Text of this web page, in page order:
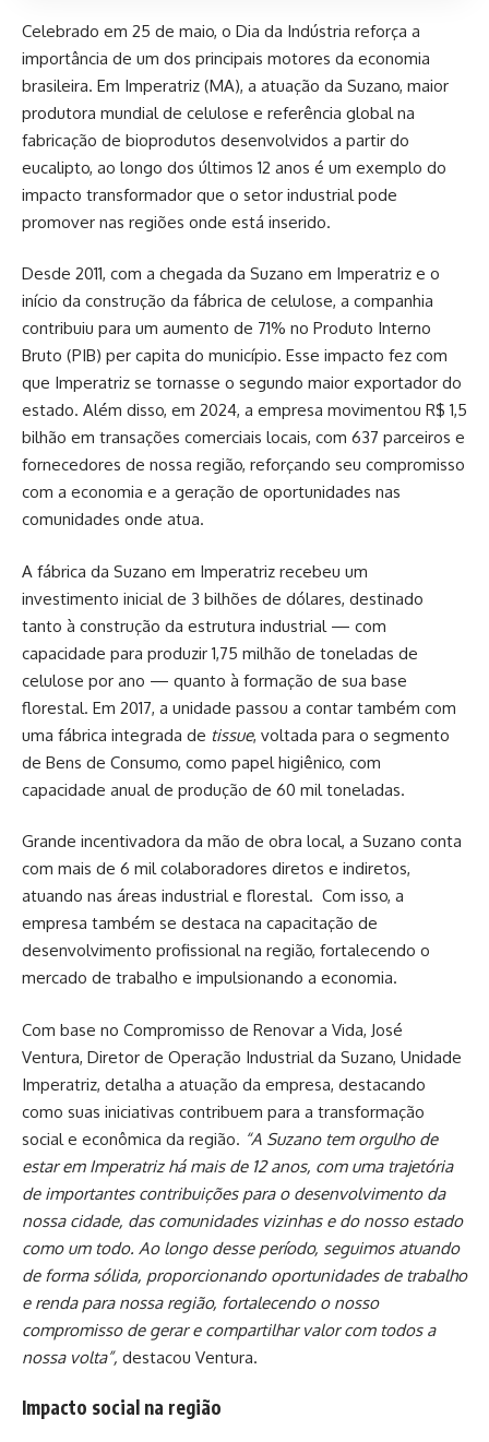
Celebrado em 25 de maio, o Dia da Indústria reforça a
importância de um dos principais motores da economia
brasileira. Em Imperatriz (MA), a atuação da Suzano, maior
produtora mundial de celulose e referência global na
fabricação de bioprodutos desenvolvidos a partir do
eucalipto, ao longo dos últimos 12 anos é um exemplo do
impacto transformador que o setor industrial pode
promover nas regiões onde está inserido.
Desde 2011, com a chegada da Suzano em Imperatriz e o
início da construção da fábrica de celulose, a companhia
contribuiu para um aumento de 71% no Produto Interno
Bruto (PIB) per capita do município. Esse impacto fez com
que Imperatriz se tornasse o segundo maior exportador do
estado. Além disso, em 2024, a empresa movimentou R$ 1,5
bilhão em transações comerciais locais, com 637 parceiros e
fornecedores de nossa região, reforçando seu compromisso
com a economia e a geração de oportunidades nas
comunidades onde atua.
A fábrica da Suzano em Imperatriz recebeu um
investimento inicial de 3 bilhões de dólares, destinado
tanto à construção da estrutura industrial — com
capacidade para produzir 1,75 milhão de toneladas de
celulose por ano — quanto à formação de sua base
florestal. Em 2017, a unidade passou a contar também com
uma fábrica integrada de tissue, voltada para o segmento
de Bens de Consumo, como papel higiênico, com
capacidade anual de produção de 60 mil toneladas.
Grande incentivadora da mão de obra local, a Suzano conta
com mais de 6 mil colaboradores diretos e indiretos,
atuando nas áreas industrial e florestal. Com isso, a
empresa também se destaca na capacitação de
desenvolvimento profissional na região, fortalecendo o
mercado de trabalho e impulsionando a economia.
Com base no Compromisso de Renovar a Vida, José
Ventura, Diretor de Operação Industrial da Suzano, Unidade
Imperatriz, detalha a atuação da empresa, destacando
como suas iniciativas contribuem para a transformação
social e econômica da região. “A Suzano tem orgulho de
estar em Imperatriz há mais de 12 anos, com uma trajetória
de importantes contribuições para o desenvolvimento da
nossa cidade, das comunidades vizinhas e do nosso estado
como um todo. Ao longo desse período, seguimos atuando
de forma sólida, proporcionando oportunidades de trabalho
e renda para nossa região, fortalecendo o nosso
compromisso de gerar e compartilhar valor com todos a
nossa volta”, destacou Ventura.
Impacto social na região